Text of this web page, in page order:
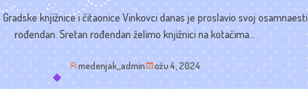
Gradske knjižnice i čitaonice Vinkovci danas je proslavio svoj osamnaesti
rođendan. Sretan rođendan želimo knjižnici na kotačima...
medenjak_admin ožu 4, 2024